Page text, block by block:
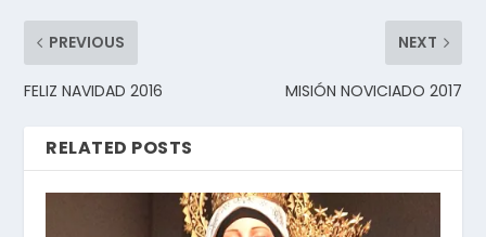
PREVIOUS
FELIZ NAVIDAD 2016
NEXT
MISIÓN NOVICIADO 2017
RELATED POSTS